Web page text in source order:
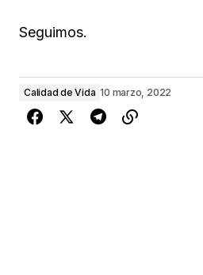
Seguimos.
Calidad de Vida 10 marzo, 2022